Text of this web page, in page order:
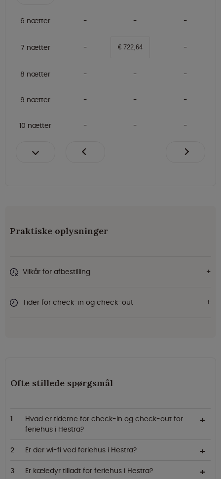
6 nætter
7 nætter € 722,64
8 nætter
9 nætter
10 nætter
Praktiske oplysninger
Vilkår for afbestilling
Tider for check-in og check-out
Ofte stillede spørgsmål
Hvad er tiderne for check-in og check-out for
feriehus i Hestra?
Er der wi-fi ved feriehus i Hestra?
Er kæledyr tilladt for feriehus i Hestra?